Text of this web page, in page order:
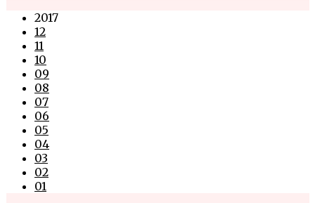
2017
12
11
10
09
08
07
06
05
04
03
02
01